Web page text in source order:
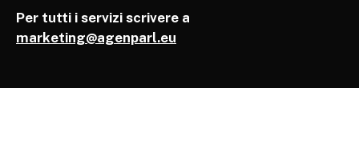
Per tutti i servizi scrivere a
marketing@agenparl.eu